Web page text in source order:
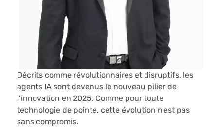
Décrits comme révolutionnaires et disruptifs, les
agents IA sont devenus le nouveau pilier de
l’innovation en 2025. Comme pour toute
technologie de pointe, cette évolution n’est pas
sans compromis.